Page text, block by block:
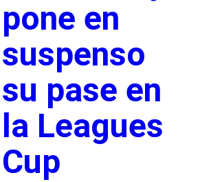
pone en
suspenso
su pase en
la Leagues
Cup